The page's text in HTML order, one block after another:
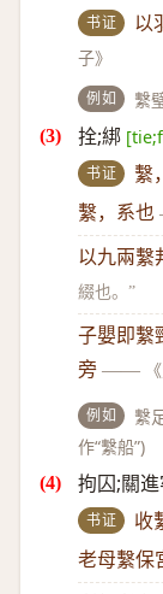
书证 以
子》
例如 繫
拴;綁
书证 繫
繫，系也
以九兩繫
綴也。”
子嬰即繫
旁 ——
例如
繫
作“繫船”)
拘囚;關
书证 收
老母繫保